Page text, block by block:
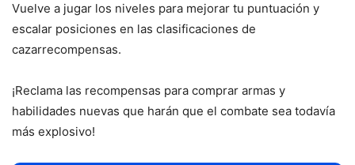
Vuelve a jugar los niveles para mejorar tu puntuación y
escalar posiciones en las clasificaciones de
cazarrecompensas.
¡Reclama las recompensas para comprar armas y
habilidades nuevas que harán que el combate sea todavía
más explosivo!